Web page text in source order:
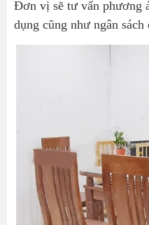
Đơn vị sẽ tư vấn phương
dụng cũng như ngân